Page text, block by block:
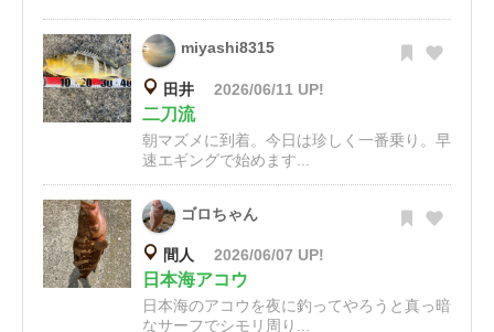
miyashi8315
田井 2026/06/11 UP!
二刀流
朝マズメに到着。今日は珍しく一番乗り。早
速エギングで始めます...
ゴロちゃん
間人 2026/06/07 UP!
日本海アコウ
日本海のアコウを夜に釣ってやろうと真っ暗
なサーフでシモリ周り...